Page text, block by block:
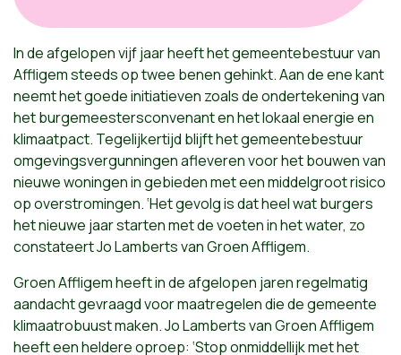
In de afgelopen vijf jaar heeft het gemeentebestuur van
Affligem steeds op twee benen gehinkt. Aan de ene kant
neemt het goede initiatieven zoals de ondertekening van
het burgemeestersconvenant en het lokaal energie en
klimaatpact. Tegelijkertijd blijft het gemeentebestuur
omgevingsvergunningen afleveren voor het bouwen van
nieuwe woningen in gebieden met een middelgroot risico
op overstromingen. ‘Het gevolg is dat heel wat burgers
het nieuwe jaar starten met de voeten in het water, zo
constateert Jo Lamberts van Groen Affligem.
Groen Affligem heeft in de afgelopen jaren regelmatig
aandacht gevraagd voor maatregelen die de gemeente
klimaatrobuust maken. Jo Lamberts van Groen Affligem
heeft een heldere oproep: ‘Stop onmiddellijk met het